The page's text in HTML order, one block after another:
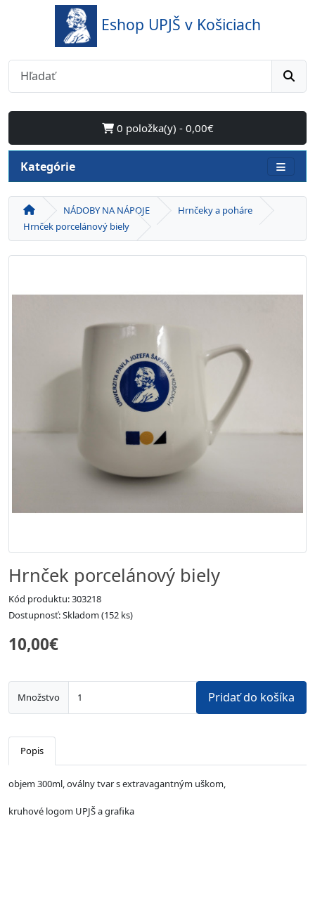
Eshop UPJŠ v Košiciach
0 položka(y) - 0,00€
Kategórie
NÁDOBY NA NÁPOJE
Hrnčeky a poháre
Hrnček porcelánový biely
Hrnček porcelánový biely
Kód produktu: 303218
Dostupnosť: Skladom (152 ks)
10,00€
Množstvo Pridať do košíka
Popis
objem 300ml, oválny tvar s extravagantným uškom,
kruhové logom UPJŠ a grafika